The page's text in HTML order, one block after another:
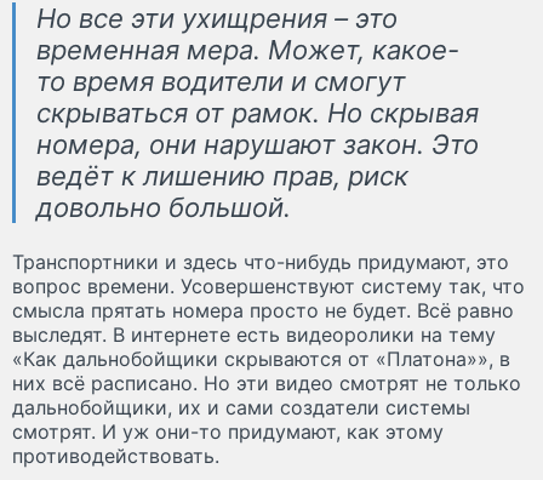
Но все эти ухищрения – это
временная мера. Может, какое-
то время водители и смогут
скрываться от рамок. Но скрывая
номера, они нарушают закон. Это
ведёт к лишению прав, риск
довольно большой.
Транспортники и здесь что-нибудь придумают, это
вопрос времени. Усовершенствуют систему так, что
смысла прятать номера просто не будет. Всё равно
выследят. В интернете есть видеоролики на тему
«Как дальнобойщики скрываются от «Платона»», в
них всё расписано. Но эти видео смотрят не только
дальнобойщики, их и сами создатели системы
смотрят. И уж они-то придумают, как этому
противодействовать.